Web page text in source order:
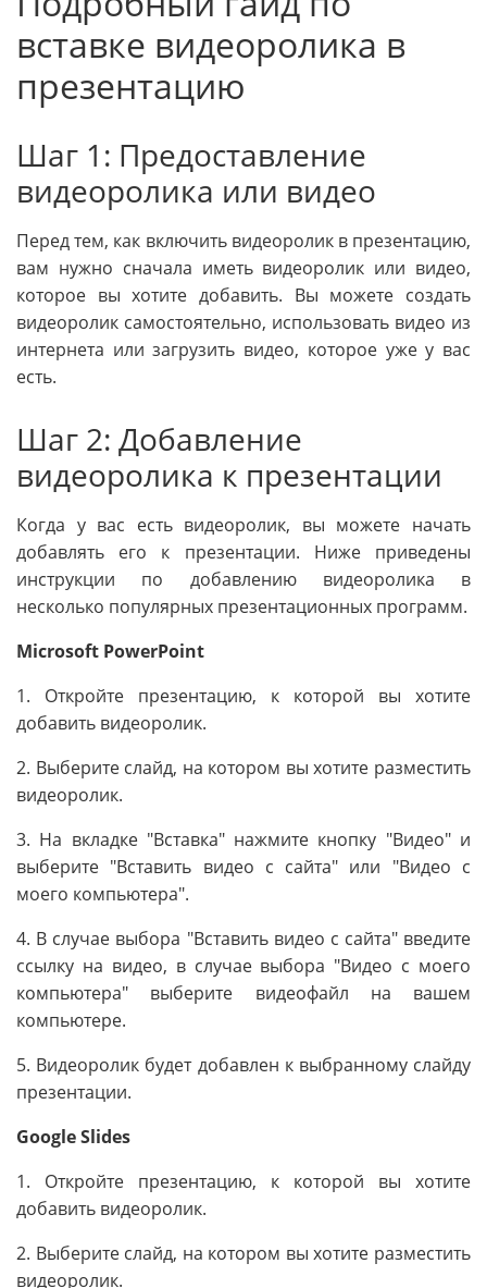
вставке видеоролика в
презентацию
Шаг 1: Предоставление
видеоролика или видео
Перед тем, как включить видеоролик в презентацию,
вам нужно сначала иметь видеоролик или видео,
которое вы хотите добавить. Вы можете создать
видеоролик самостоятельно, использовать видео из
интернета или загрузить видео, которое уже у вас
есть.
Шаг 2: Добавление
видеоролика к презентации
Когда у вас есть видеоролик, вы можете начать
добавлять его к презентации. Ниже приведены
инструкции по добавлению видеоролика в
несколько популярных презентационных программ.
Microsoft PowerPoint
1. Откройте презентацию, к которой вы хотите
добавить видеоролик.
2. Выберите слайд, на котором вы хотите разместить
видеоролик.
3. На вкладке "Вставка" нажмите кнопку "Видео" и
выберите "Вставить видео с сайта" или "Видео с
моего компьютера".
4. В случае выбора "Вставить видео с сайта" введите
ссылку на видео, в случае выбора "Видео с моего
компьютера" выберите видеофайл на вашем
компьютере.
5. Видеоролик будет добавлен к выбранному слайду
презентации.
Google Slides
1. Откройте презентацию, к которой вы хотите
добавить видеоролик.
2. Выберите слайд, на котором вы хотите разместить
видеоролик.